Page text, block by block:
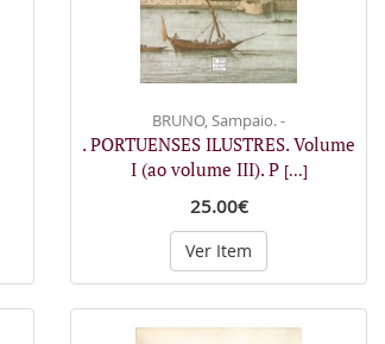
BRUNO, Sampaio. -
. PORTUENSES ILUSTRES. Volume
I (ao volume III). P [...]
25.00€
Ver Item